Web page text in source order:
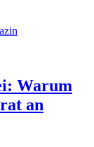
Warum
an